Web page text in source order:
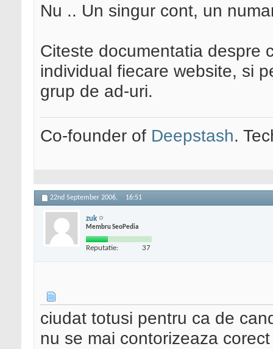
Nu .. Un singur cont, un
Citeste documentatia despre
individual fiecare website, si
grup de ad-uri.
Co-founder of Deepstash.
22nd September 2006, 16:51
zuk
Membru SeoPedia
Reputatie: 37
ciudat totusi pentru ca de
nu se mai contorizeaza